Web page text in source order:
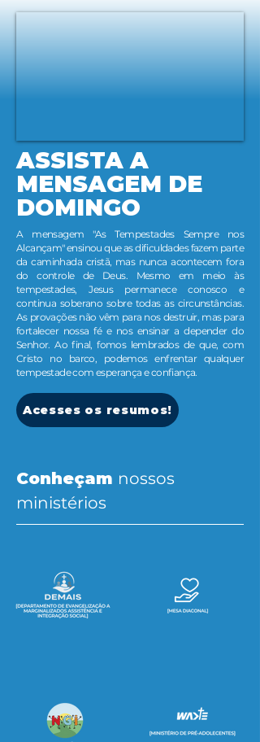
ASSISTA A
MENSAGEM DE
DOMINGO
A mensagem "As Tempestades Sempre nos
Alcançam" ensinou que as dificuldades fazem parte
da caminhada cristã, mas nunca acontecem fora
do controle de Deus. Mesmo em meio às
tempestades, Jesus permanece conosco e
continua soberano sobre todas as circunstâncias.
As provações não vêm para nos destruir, mas para
fortalecer nossa fé e nos ensinar a depender do
Senhor. Ao final, fomos lembrados de que, com
Cristo no barco, podemos enfrentar qualquer
tempestade com esperança e confiança.
Acesses os resumos!
Conheçam nossos
ministérios